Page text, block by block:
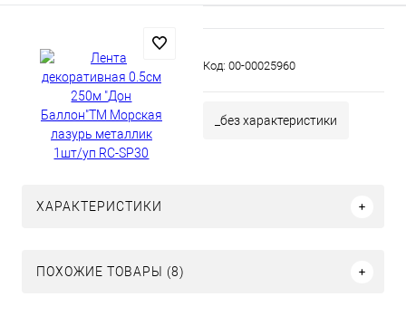
Код: 00-00025960
_без характеристики
ХАРАКТЕРИСТИКИ
ПОХОЖИЕ ТОВАРЫ (8)